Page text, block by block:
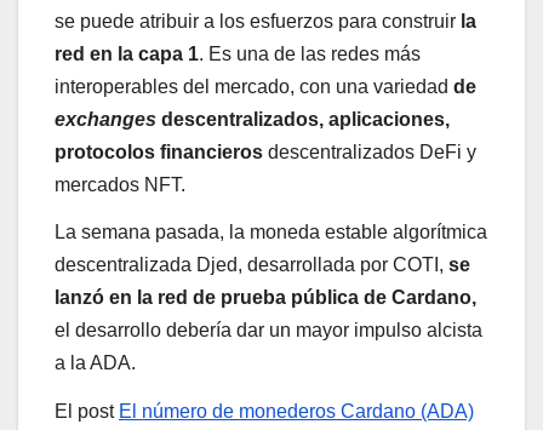
se puede atribuir a los esfuerzos para construir la
red en la capa 1. Es una de las redes más
interoperables del mercado, con una variedad de
exchanges descentralizados, aplicaciones,
protocolos financieros descentralizados DeFi y
mercados NFT.
La semana pasada, la moneda estable algorítmica
descentralizada Djed, desarrollada por COTI, se
lanzó en la red de prueba pública de Cardano,
el desarrollo debería dar un mayor impulso alcista
a la ADA.
El post El número de monederos Cardano (ADA)